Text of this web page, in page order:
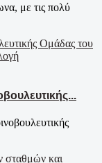
με τις πολύ